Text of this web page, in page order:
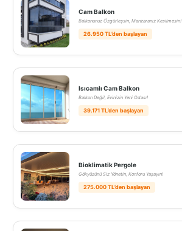
Cam Balkon
Balkonunuz Özgürleşsin, Manzaranız Kesilmesin!
26.950 TL’den başlayan
Isıcamlı Cam Balkon
Balkon Değil, Evinizin Yeni Odası!
39.171 TL’den başlayan
Bioklimatik Pergole
Gökyüzünü Siz Yönetin, Konforu Yaşayın!
275.000 TL’den başlayan